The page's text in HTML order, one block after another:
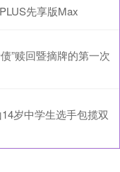
先享版Max
”赎回暨摘牌的第一次
岁中学生选手包揽双